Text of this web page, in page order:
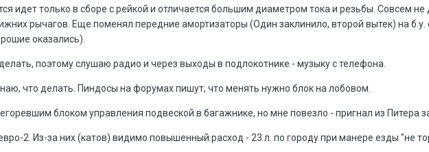
идет только в сборе с рейкой и отличается большим диаметром тока и резьбы. Совсем
рычагов. Еще поменял передние амортизаторы (Один заклинило, второй вытек) на б.у.
оказались).
поэтому слушаю радио и через выходы в подлокотнике - музыку с телефона.
что делать. Пиндосы на форумах пишут, что менять нужно блок на лобовом.
блоком управления подвеской в багажнике, но мне повезло - пригнал из Питера
2. Из-за них (катов) видимо повышенный расход - 23 л. по городу при манере езды "не